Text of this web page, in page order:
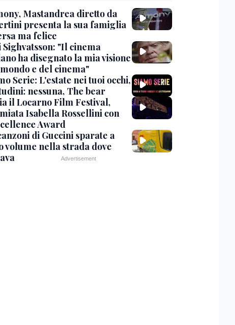
Mastandrea diretto da
presenta la sua famiglia
ma felice
Sighvatsson: "Il cinema
ha disegnato la mia visione
e del cinema"
Serie: L'estate nei tuoi occhi,
nessuna, The bear
il Locarno Film Festival,
Isabella Rossellini con
Award
di Guccini sparate a
volume nella strada dove